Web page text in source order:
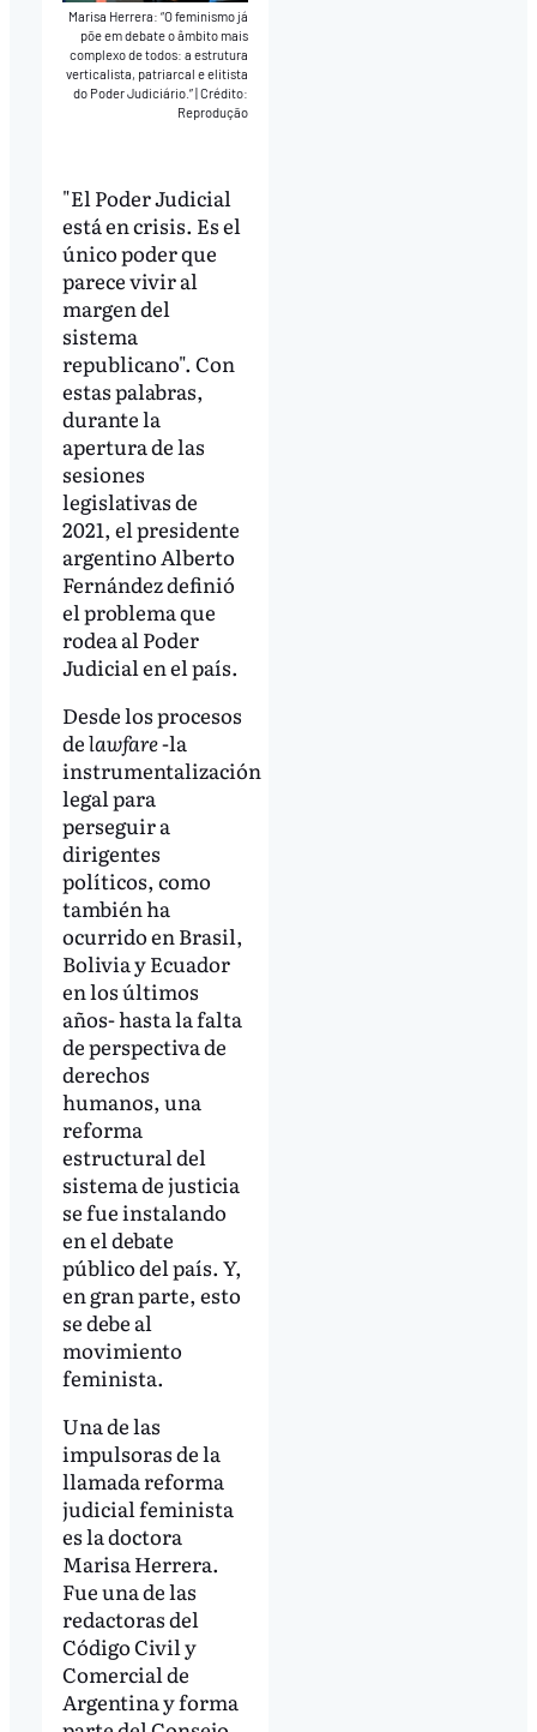
Marisa Herrera: “O feminismo já
põe em debate o âmbito mais
complexo de todos: a estrutura
verticalista, patriarcal e elitista
do Poder Judiciário.” Crédito:
Reprodução
"El Poder Judicial
está en crisis. Es el
único poder que
parece vivir al
margen del
sistema
republicano". Con
estas palabras,
durante la
apertura de las
sesiones
legislativas de
2021, el presidente
argentino Alberto
Fernández definió
el problema que
rodea al Poder
Judicial en el país.
Desde los procesos
delawfare-la
instrumentalización
legal para
perseguir a
dirigentes
políticos, como
también ha
ocurrido en Brasil,
Bolivia y Ecuador
en los últimos
años- hasta la falta
de perspectiva de
derechos
humanos, una
reforma
estructural del
sistema de justicia
se fue instalando
en el debate
público del país. Y,
en gran parte, esto
se debe al
movimiento
feminista.
Una de las
impulsoras de la
llamada reforma
judicial feminista
es la doctora
Marisa Herrera.
Fue una de las
redactoras del
Código Civil y
Comercial de
Argentina y forma